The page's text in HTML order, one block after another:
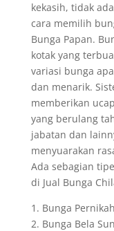
kekasih, tidak
cara memilih
Bunga Papan.
kotak yang
variasi bunga
dan menarik.
memberikan
yang berulang
jabatan dan
menyuarakan
Ada sebagian
di Jual Bunga
1. Bunga
2. Bunga Bela